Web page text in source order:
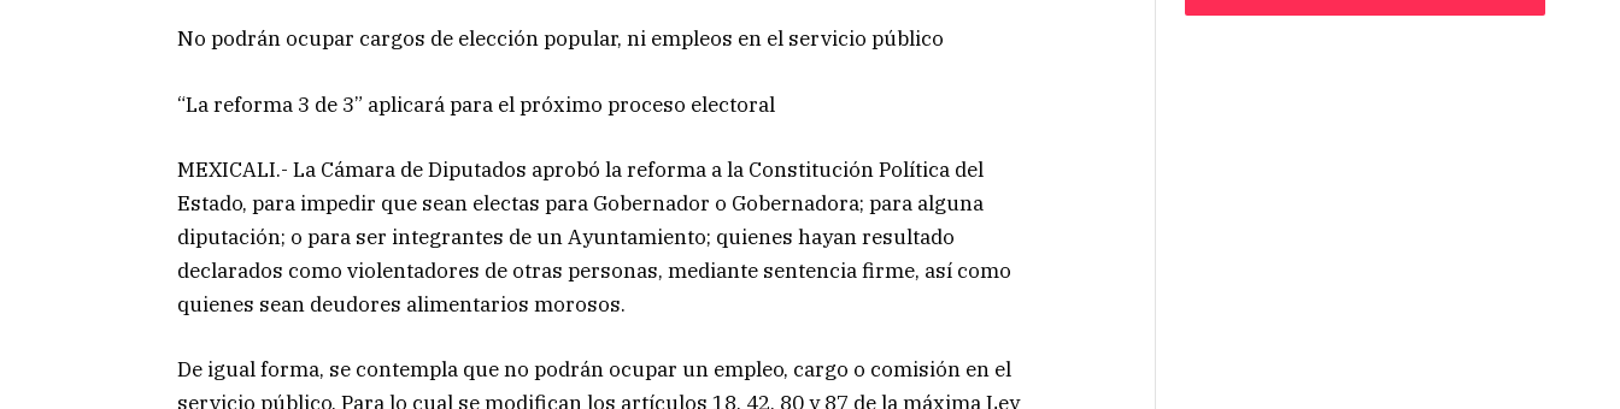
No podrán ocupar cargos de elección popular, ni empleos en el servicio público
“La reforma 3 de 3” aplicará para el próximo proceso electoral
MEXICALI.- La Cámara de Diputados aprobó la reforma a la Constitución Política del
Estado, para impedir que sean electas para Gobernador o Gobernadora; para alguna
diputación; o para ser integrantes de un Ayuntamiento; quienes hayan resultado
declarados como violentadores de otras personas, mediante sentencia firme, así como
quienes sean deudores alimentarios morosos.
De igual forma, se contempla que no podrán ocupar un empleo, cargo o comisión en el
servicio público. Para lo cual se modifican los artículos 18, 42, 80 y 87 de la máxima Ley